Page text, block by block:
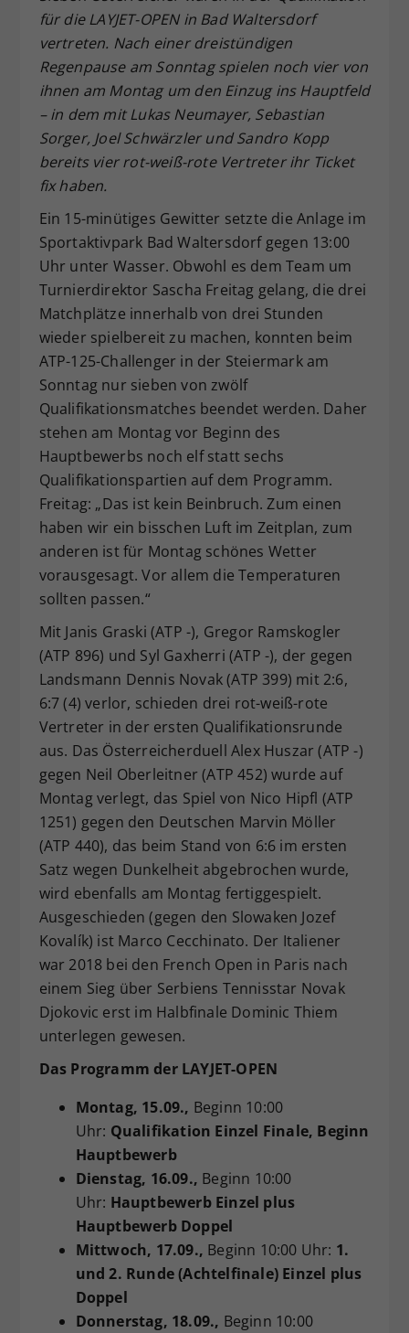
für die LAYJET-OPEN in Bad Waltersdorf
vertreten. Nach einer dreistündigen
Regenpause am Sonntag spielen noch vier von
ihnen am Montag um den Einzug ins Hauptfeld
– in dem mit Lukas Neumayer, Sebastian
Sorger, Joel Schwärzler und Sandro Kopp
bereits vier rot-weiß-rote Vertreter ihr Ticket
fix haben.
Ein 15-minütiges Gewitter setzte die Anlage im
Sportaktivpark Bad Waltersdorf gegen 13:00
Uhr unter Wasser. Obwohl es dem Team um
Turnierdirektor Sascha Freitag gelang, die drei
Matchplätze innerhalb von drei Stunden
wieder spielbereit zu machen, konnten beim
ATP-125-Challenger in der Steiermark am
Sonntag nur sieben von zwölf
Qualifikationsmatches beendet werden. Daher
stehen am Montag vor Beginn des
Hauptbewerbs noch elf statt sechs
Qualifikationspartien auf dem Programm.
Freitag: „Das ist kein Beinbruch. Zum einen
haben wir ein bisschen Luft im Zeitplan, zum
anderen ist für Montag schönes Wetter
vorausgesagt. Vor allem die Temperaturen
sollten passen.“
Mit Janis Graski (ATP -), Gregor Ramskogler
(ATP 896) und Syl Gaxherri (ATP -), der gegen
Landsmann Dennis Novak (ATP 399) mit 2:6,
6:7 (4) verlor, schieden drei rot-weiß-rote
Vertreter in der ersten Qualifikationsrunde
aus. Das Österreicherduell Alex Huszar (ATP -)
gegen Neil Oberleitner (ATP 452) wurde auf
Montag verlegt, das Spiel von Nico Hipfl (ATP
1251) gegen den Deutschen Marvin Möller
(ATP 440), das beim Stand von 6:6 im ersten
Satz wegen Dunkelheit abgebrochen wurde,
wird ebenfalls am Montag fertiggespielt.
Ausgeschieden (gegen den Slowaken Jozef
Kovalík) ist Marco Cecchinato. Der Italiener
war 2018 bei den French Open in Paris nach
einem Sieg über Serbiens Tennisstar Novak
Djokovic erst im Halbfinale Dominic Thiem
unterlegen gewesen.
Das Programm der LAYJET-OPEN
Montag, 15.09., Beginn 10:00
Uhr: Qualifikation Einzel Finale, Beginn
Hauptbewerb
Dienstag, 16.09., Beginn 10:00
Uhr: Hauptbewerb Einzel plus
Hauptbewerb Doppel
Mittwoch, 17.09., Beginn 10:00 Uhr: 1.
und 2. Runde (Achtelfinale) Einzel plus
Doppel
Donnerstag, 18.09., Beginn 10:00
Zweck
Dieser Wert speichert Ihre Consent-
Einstellungen. Unter anderem eine
zufällig generierte ID, für die
historische Speicherung Ihrer
vorgenommen Einstellungen, falls der
Webseiten-Betreiber dies eingestellt
hat.